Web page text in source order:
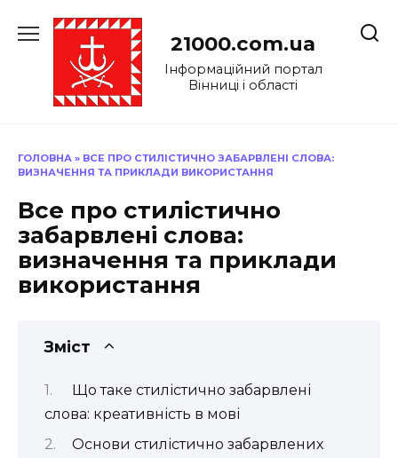
до
21000.com.ua
Інформаційний портал
Вінниці і області
ГОЛОВНА » ВСЕ ПРО СТИЛІСТИЧНО ЗАБАРВЛЕНІ СЛОВА:
ВИЗНАЧЕННЯ ТА ПРИКЛАДИ ВИКОРИСТАННЯ
Все про стилістично
забарвлені слова:
визначення та приклади
використання
Зміст
Що таке стилістично забарвлені
слова: креативність в мові
Основи стилістично забарвлених